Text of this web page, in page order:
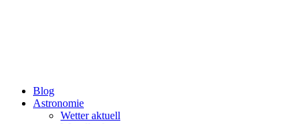
Blog
Astronomie
Wetter aktuell